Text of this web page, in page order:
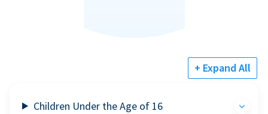
+ Expand All
Children Under the Age of 16